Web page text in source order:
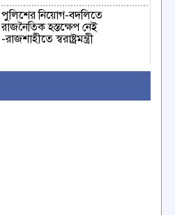
পুলিশের নিয়োগ-বদলিতে
রাজনৈতিক হস্তক্ষেপ নেই
-রাজশাহীতে স্বরাষ্ট্রমন্ত্রী